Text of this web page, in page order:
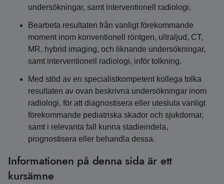
undersökningar, samt interventionell radiologi.
Bearbeta resultaten från vanligt förekommande
moment inom konventionell röntgen, ultraljud, CT,
MR, hybrid imaging, och liknande undersökningar,
samt interventionell radiologi, inför tolkning.
Med stöd av en specialistkompetent kollega tolka
resultaten av ovan beskrivna undersökningar inom
radiologi, för att diagnostisera eller utesluta vanligt
förekommande pediatriska skador och sjukdomar,
samt i relevanta fall kunna stadieindela,
prognostisera eller behandla dessa.
Informationen på denna sida är ett
kursämne